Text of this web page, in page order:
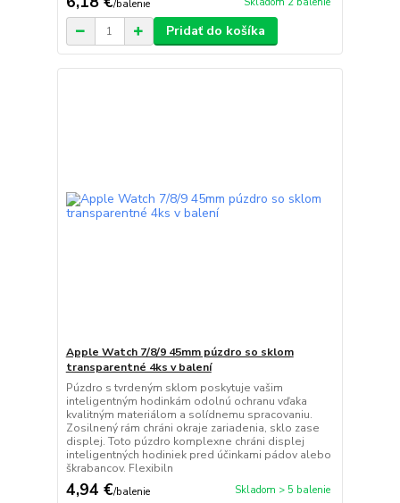
/balenie
Pridať do košíka
Apple Watch 7/8/9 45mm púzdro so sklom
transparentné 4ks v balení
Púzdro s tvrdeným sklom poskytuje vašim
inteligentným hodinkám odolnú ochranu vďaka
kvalitným materiálom a solídnemu spracovaniu.
Zosilnený rám chráni okraje zariadenia, sklo zase
displej. Toto púzdro komplexne chráni displej
inteligentných hodiniek pred účinkami pádov alebo
škrabancov. Flexibiln
4,94 €/balenie Skladom > 5 balenie